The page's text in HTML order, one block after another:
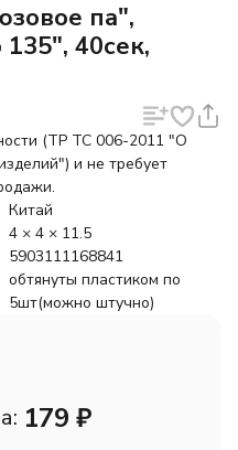
па",
40сек,
(ТР ТС 006-2011 "О
и не требует
Китай
4 × 4 × 11.5
5903111168841
обтянуты пластиком по
5шт(можно штучно)
179 ₽